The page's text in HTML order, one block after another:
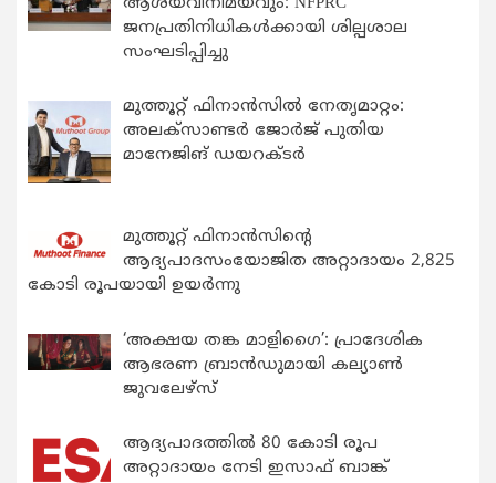
ജനപ്രതിനിധികൾക്കായി ശില്പശാല
സംഘടിപ്പിച്ചു
മുത്തൂറ്റ് ഫിനാൻസിൽ നേതൃമാറ്റം:
അലക്സാണ്ടർ ജോർജ് പുതിയ
മാനേജിങ് ഡയറക്ടർ
മുത്തൂറ്റ് ഫിനാൻസിന്റെ
ആദ്യപാദസംയോജിത അറ്റാദായം 2,825
കോടി രൂപയായി ഉയർന്നു
‘അക്ഷയ തങ്ക മാളിഗൈ’: പ്രാദേശിക
ആഭരണ ബ്രാന്‍ഡുമായി കല്യാണ്‍
ജുവലേഴ്‌സ്
ആദ്യപാദത്തിൽ 80 കോടി രൂപ
അറ്റാദായം നേടി ഇസാഫ് ബാങ്ക്